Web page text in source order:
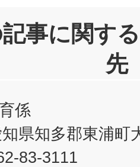
事に関す
先
係
県知多郡東浦町
83-3111